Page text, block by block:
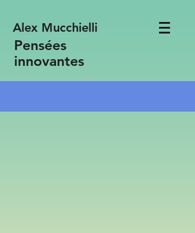
Alex Mucchielli
Pensées
innovantes